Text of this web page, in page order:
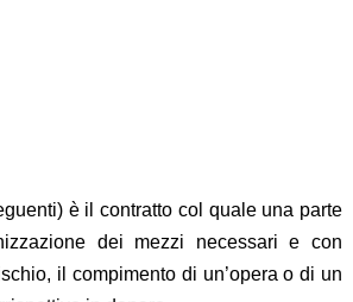
è il contratto col quale una parte
dei mezzi necessari e con
il compimento di un’opera o di un